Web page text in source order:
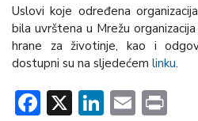
Uslovi koje određena
bila uvrštena u Mrežu
hrane za životinje, kao i
dostupni su na sljedećem linku.
Facebook
X LinkedIn
Email